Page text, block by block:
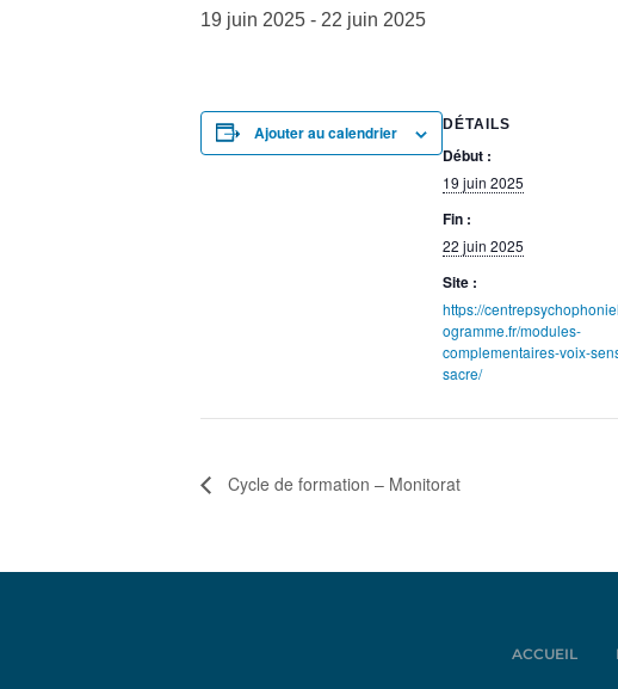
19 juin 2025 - 22 juin 2025
Ajouter au calendrier DÉTAILS
Début :
19 juin 2025
Fin :
22 juin 2025
Site :
https://
ogramme.fr/modules-
complementaires-voix-
sacre/
Cycle de formation – Monitorat
ACCUEIL